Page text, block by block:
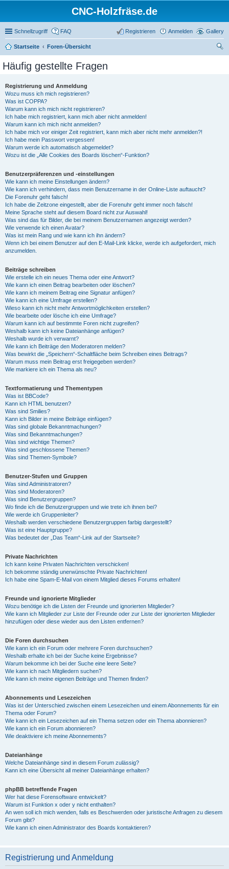
CNC-Holzfräse.de
Schnellzugriff Gallery
FAQ Anmelden
Registrieren
Startseite
Foren-Übersicht
Häufig gestellte Fragen
Registrierung und Anmeldung
Wozu muss ich mich registrieren?
Was ist COPPA?
Warum kann ich mich nicht registrieren?
Ich habe mich registriert, kann mich aber nicht anmelden!
Warum kann ich mich nicht anmelden?
Ich habe mich vor einiger Zeit registriert, kann mich aber nicht mehr anmelden?!
Ich habe mein Passwort vergessen!
Warum werde ich automatisch abgemeldet?
Wozu ist die „Alle Cookies des Boards löschen“-Funktion?
Benutzerpräferenzen und -einstellungen
Wie kann ich meine Einstellungen ändern?
Wie kann ich verhindern, dass mein Benutzername in der Online-Liste auftaucht?
Die Forenuhr geht falsch!
Ich habe die Zeitzone eingestellt, aber die Forenuhr geht immer noch falsch!
Meine Sprache steht auf diesem Board nicht zur Auswahl!
Was sind das für Bilder, die bei meinem Benutzernamen angezeigt werden?
Wie verwende ich einen Avatar?
Was ist mein Rang und wie kann ich ihn ändern?
Wenn ich bei einem Benutzer auf den E-Mail-Link klicke, werde ich aufgefordert, mich
anzumelden.
Beiträge schreiben
Wie erstelle ich ein neues Thema oder eine Antwort?
Wie kann ich einen Beitrag bearbeiten oder löschen?
Wie kann ich meinem Beitrag eine Signatur anfügen?
Wie kann ich eine Umfrage erstellen?
Wieso kann ich nicht mehr Antwortmöglichkeiten erstellen?
Wie bearbeite oder lösche ich eine Umfrage?
Warum kann ich auf bestimmte Foren nicht zugreifen?
Weshalb kann ich keine Dateianhänge anfügen?
Weshalb wurde ich verwarnt?
Wie kann ich Beiträge den Moderatoren melden?
Was bewirkt die „Speichern“-Schaltfläche beim Schreiben eines Beitrags?
Warum muss mein Beitrag erst freigegeben werden?
Wie markiere ich ein Thema als neu?
Textformatierung und Thementypen
Was ist BBCode?
Kann ich HTML benutzen?
Was sind Smilies?
Kann ich Bilder in meine Beiträge einfügen?
Was sind globale Bekanntmachungen?
Was sind Bekanntmachungen?
Was sind wichtige Themen?
Was sind geschlossene Themen?
Was sind Themen-Symbole?
Benutzer-Stufen und Gruppen
Was sind Administratoren?
Was sind Moderatoren?
Was sind Benutzergruppen?
Wo finde ich die Benutzergruppen und wie trete ich ihnen bei?
Wie werde ich Gruppenleiter?
Weshalb werden verschiedene Benutzergruppen farbig dargestellt?
Was ist eine Hauptgruppe?
Was bedeutet der „Das Team“-Link auf der Startseite?
Private Nachrichten
Ich kann keine Privaten Nachrichten verschicken!
Ich bekomme ständig unerwünschte Private Nachrichten!
Ich habe eine Spam-E-Mail von einem Mitglied dieses Forums erhalten!
Freunde und ignorierte Mitglieder
Wozu benötige ich die Listen der Freunde und ignorierten Mitglieder?
Wie kann ich Mitglieder zur Liste der Freunde oder zur Liste der ignorierten Mitglieder
hinzufügen oder diese wieder aus den Listen entfernen?
Die Foren durchsuchen
Wie kann ich ein Forum oder mehrere Foren durchsuchen?
Weshalb erhalte ich bei der Suche keine Ergebnisse?
Warum bekomme ich bei der Suche eine leere Seite?
Wie kann ich nach Mitgliedern suchen?
Wie kann ich meine eigenen Beiträge und Themen finden?
Abonnements und Lesezeichen
Was ist der Unterschied zwischen einem Lesezeichen und einem Abonnements für ein
Thema oder Forum?
Wie kann ich ein Lesezeichen auf ein Thema setzen oder ein Thema abonnieren?
Wie kann ich ein Forum abonnieren?
Wie deaktiviere ich meine Abonnements?
Dateianhänge
Welche Dateianhänge sind in diesem Forum zulässig?
Kann ich eine Übersicht all meiner Dateianhänge erhalten?
phpBB betreffende Fragen
Wer hat diese Forensoftware entwickelt?
Warum ist Funktion x oder y nicht enthalten?
An wen soll ich mich wenden, falls es Beschwerden oder juristische Anfragen zu diesem
Forum gibt?
Wie kann ich einen Administrator des Boards kontaktieren?
Registrierung und Anmeldung